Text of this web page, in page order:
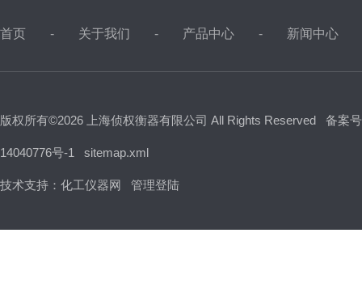
首页 关于我们 产品中心 新闻中心
版权所有©2026 上海侦权衡器有限公司 All Rights Reserved 备案
14040776号-1 sitemap.xml
技术支持： 化工仪器网 管理登陆